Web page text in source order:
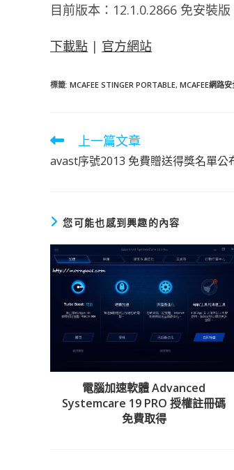
目前版本：12.1.0.2866 免安裝版
下載點 | 官方網站
標籤: MCAFEE STINGER PORTABLE, MCAFEE網路
閱
更
上一篇文章
avast序號2013 免費贈送得獎名單公
您可能也感到興趣的內容
電腦加速軟體 Advanced
Systemcare 19 PRO 授權註冊碼
免費取得